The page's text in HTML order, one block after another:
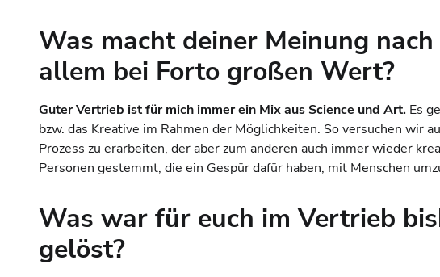
Was macht deiner Meinung
allem bei Forto großen Wert?
Guter Vertrieb ist für mich immer ein Mix aus Science und Art. Es
bzw. das Kreative im Rahmen der Möglichkeiten. So versuchen wir
Prozess zu erarbeiten, der aber zum anderen auch immer wieder
Personen gestemmt, die ein Gespür dafür haben, mit Menschen
Was war für euch im Vertrieb
gelöst?